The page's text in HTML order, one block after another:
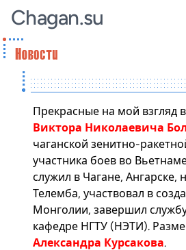
Chagan.su
Прекрасные на мой взгляд
Виктора Николаевича
чаганской зенитно-
участника боев во
служил в Чагане, Ангарске,
Телемба, участвовал в
Монголии, завершил
кафедре НГТУ (НЭТИ).
Александра Курсакова.